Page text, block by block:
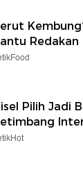
Redakan
Pilih Jadi